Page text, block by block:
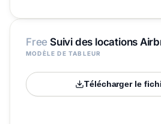
Free Suivi des locations
MODÈLE DE TABLEUR
Télécharger le